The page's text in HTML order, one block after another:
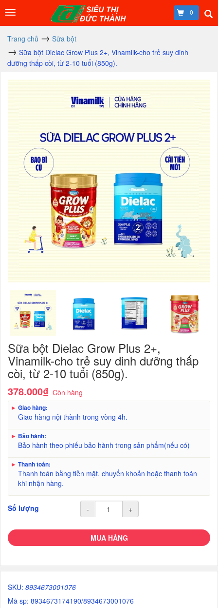
0
Trang chủ
Sữa bột
Sữa bột Dielac Grow Plus 2+, Vinamilk-cho trẻ suy dinh
dưỡng thấp còi, từ 2-10 tuổi (850g).
Sữa bột Dielac Grow Plus 2+,
Vinamilk-cho trẻ suy dinh dưỡng thấp
còi, từ 2-10 tuổi (850g).
378.000₫ Còn hàng
► Giao hàng:
Giao hàng nội thành trong vòng 4h.
► Bảo hành:
Bảo hành theo phiếu bảo hành trong sản phẩm(nếu có)
► Thanh toán:
Thanh toán bằng tiền mặt, chuyển khoản hoặc thanh toán
khi nhận hàng.
Số lượng - +
MUA HÀNG
SKU: 8934673001076
Mã sp: 8934673174190/8934673001076